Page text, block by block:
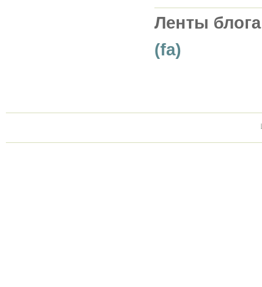
Ленты
(fa)